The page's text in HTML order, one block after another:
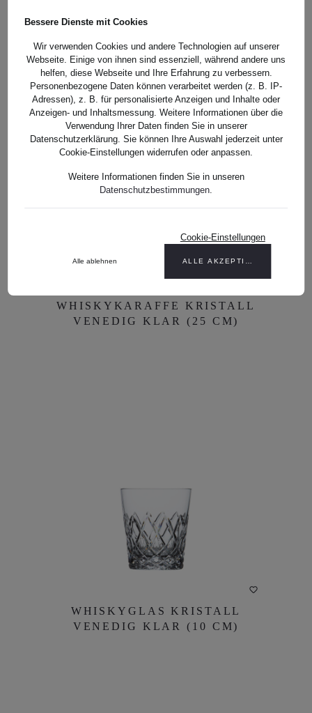
VENEDIG KLAR (25 CM)
DETAILS
WHISKYKARAFFE KRISTALL
VENEDIG KLAR (25 CM)
WHISKYKARAFFE KRISTALL
VENEDIG KLAR (25 CM)
WHISKYGLAS KRISTALL
VENEDIG KLAR (10 CM)
VENEDIG KLAR (10 CM)
Bessere Dienste mit Cookies
Wir verwenden Cookies und andere Technologien auf unserer
Webseite. Einige von ihnen sind essenziell, während andere uns
helfen, diese Webseite und Ihre Erfahrung zu verbessern.
Personenbezogene Daten können verarbeitet werden (z. B. IP-
Adressen), z. B. für personalisierte Anzeigen und Inhalte oder
Anzeigen- und Inhaltsmessung. Weitere Informationen über die
Verwendung Ihrer Daten finden Sie in unserer
Datenschutzerklärung. Sie können Ihre Auswahl jederzeit unter
Cookie-Einstellungen widerrufen oder anpassen.
Weitere Informationen finden Sie in unseren
Datenschutzbestimmungen
Cookie-Einstellungen
Alle ablehnen ALLE AKZEPTIEREN